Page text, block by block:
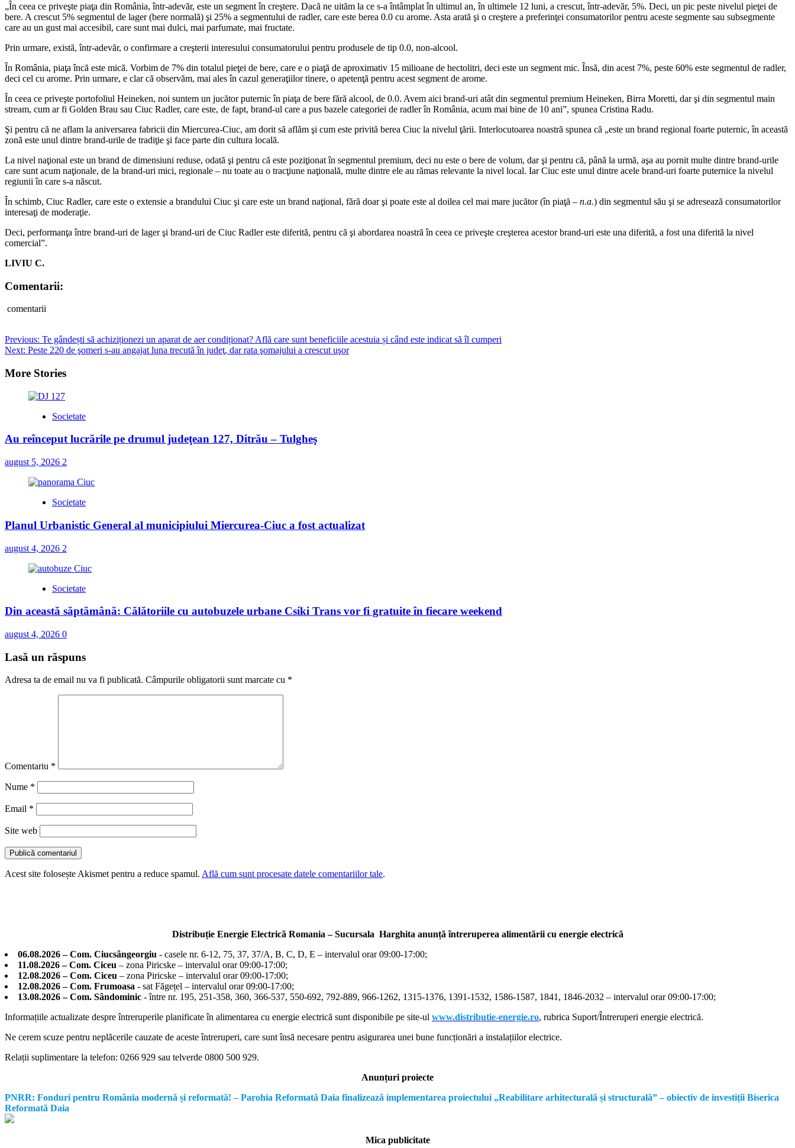
„În ceea ce priveşte piaţa din România, într-adevăr, este un segment în creştere. Dacă ne uităm la ce s-a întâmplat în ultimul an, în ultimele 12 luni, a crescut, într-adevăr, 5%. Deci, un pic peste nivelul pieţei de
bere. A crescut 5% segmentul de lager (bere normală) şi 25% a segmentului de radler, care este berea 0.0 cu arome. Asta arată şi o creştere a preferinţei consumatorilor pentru aceste segmente sau subsegmente
care au un gust mai accesibil, care sunt mai dulci, mai parfumate, mai fructate.
Prin urmare, există, într-adevăr, o confirmare a creşterii interesului consumatorului pentru produsele de tip 0.0, non-alcool.
În România, piaţa încă este mică. Vorbim de 7% din totalul pieţei de bere, care e o piaţă de aproximativ 15 milioane de hectolitri, deci este un segment mic. Însă, din acest 7%, peste 60% este segmentul de radler,
deci cel cu arome. Prin urmare, e clar că observăm, mai ales în cazul generaţiilor tinere, o apetenţă pentru acest segment de arome.
În ceea ce priveşte portofoliul Heineken, noi suntem un jucător puternic în piaţa de bere fără alcool, de 0.0. Avem aici brand-uri atât din segmentul premium Heineken, Birra Moretti, dar şi din segmentul main
stream, cum ar fi Golden Brau sau Ciuc Radler, care este, de fapt, brand-ul care a pus bazele categoriei de radler în România, acum mai bine de 10 ani”, spunea Cristina Radu.
Şi pentru că ne aflam la aniversarea fabricii din Miercurea-Ciuc, am dorit să aflăm şi cum este privită berea Ciuc la nivelul ţării. Interlocutoarea noastră spunea că „este un brand regional foarte puternic, în această
zonă este unul dintre brand-urile de tradiţie şi face parte din cultura locală.
La nivel naţional este un brand de dimensiuni reduse, odată şi pentru că este poziţionat în segmentul premium, deci nu este o bere de volum, dar şi pentru că, până la urmă, aşa au pornit multe dintre brand-urile
care sunt acum naţionale, de la brand-uri mici, regionale – nu toate au o tracţiune naţională, multe dintre ele au rămas relevante la nivel local. Iar Ciuc este unul dintre acele brand-uri foarte puternice la nivelul
regiunii în care s-a născut.
În schimb, Ciuc Radler, care este o extensie a brandului Ciuc şi care este un brand naţional, fără doar şi poate este al doilea cel mai mare jucător (în piaţă – n.a.) din segmentul său şi se adresează consumatorilor
interesaţi de moderaţie.
Deci, performanţa între brand-uri de lager şi brand-uri de Ciuc Radler este diferită, pentru că şi abordarea noastră în ceea ce priveşte creşterea acestor brand-uri este una diferită, a fost una diferită la nivel
comercial”.
LIVIU C.
Comentarii:
comentarii
Post
navigation
Previous: Te gândești să achiziționezi un aparat de aer condiționat? Află care sunt beneficiile acestuia și când este indicat să îl cumperi
Next: Peste 220 de şomeri s-au angajat luna trecută în judeţ, dar rata şomajului a crescut uşor
More Stories
Societate
Au reînceput lucrările pe drumul judeţean 127, Ditrău – Tulgheş
august 5, 2026 2
Societate
Planul Urbanistic General al municipiului Miercurea-Ciuc a fost actualizat
august 4, 2026 2
Societate
Din această săptămână: Călătoriile cu autobuzele urbane Csíki Trans vor fi gratuite în fiecare weekend
august 4, 2026 0
Lasă un răspuns
Adresa ta de email nu va fi publicată. Câmpurile obligatorii sunt marcate cu *
Comentariu *
Nume *
Email *
Site web
Acest site folosește Akismet pentru a reduce spamul. Află cum sunt procesate datele comentariilor tale.
Distribuție Energie Electrică Romania – Sucursala Harghita anunță întreruperea alimentării cu energie electrică
06.08.2026 – Com. Ciucsângeorgiu - casele nr. 6-12, 75, 37, 37/A, B, C, D, E – intervalul orar 09:00-17:00;
11.08.2026 – Com. Ciceu – zona Piricske – intervalul orar 09:00-17:00;
12.08.2026 – Com. Ciceu – zona Piricske – intervalul orar 09:00-17:00;
12.08.2026 – Com. Frumoasa - sat Făgețel – intervalul orar 09:00-17:00;
13.08.2026 – Com. Sândominic - între nr. 195, 251-358, 360, 366-537, 550-692, 792-889, 966-1262, 1315-1376, 1391-1532, 1586-1587, 1841, 1846-2032 – intervalul orar 09:00-17:00;
Informațiile actualizate despre întreruperile planificate în alimentarea cu energie electrică sunt disponibile pe site-ul www.distributie-energie.ro, rubrica Suport/Întreruperi energie electrică.
Ne cerem scuze pentru neplăcerile cauzate de aceste întreruperi, care sunt însă necesare pentru asigurarea unei bune funcționări a instalațiilor electrice.
Relații suplimentare la telefon: 0266 929 sau telverde 0800 500 929.
Anunțuri proiecte
PNRR: Fonduri pentru România modernă și reformată! – Parohia Reformată Daia finalizează implementarea proiectului „Reabilitare arhitecturală și structurală” – obiectiv de investiții Biserica
Reformată Daia
Mica publicitate